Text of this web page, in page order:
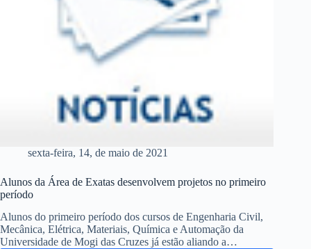
sexta-feira, 14, de maio de 2021
Alunos da Área de Exatas desenvolvem projetos no primeiro
período
Alunos do primeiro período dos cursos de Engenharia Civil,
Mecânica, Elétrica, Materiais, Química e Automação da
Universidade de Mogi das Cruzes já estão aliando a…